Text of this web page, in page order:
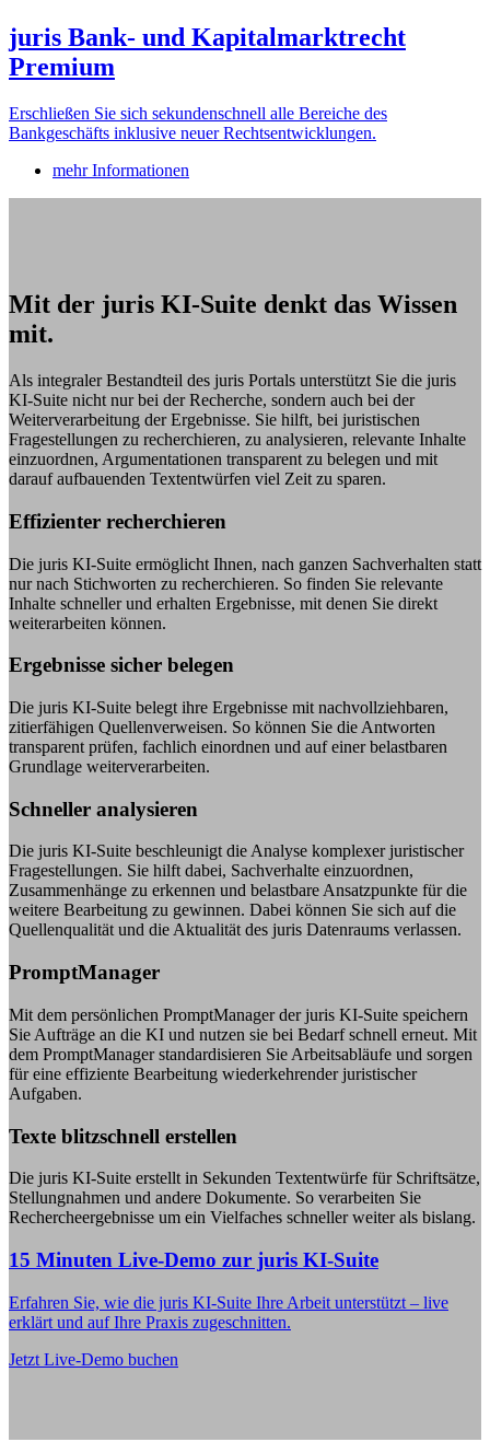
juris Bank- und Kapitalmarktrecht
Premium
Erschließen Sie sich sekundenschnell alle Bereiche des
Bankgeschäfts inklusive neuer Rechtsentwicklungen.
mehr Informationen
Mit der juris KI-Suite denkt das Wissen
mit.
Als integraler Bestandteil des juris Portals unterstützt Sie die juris
KI-Suite nicht nur bei der Recherche, sondern auch bei der
Weiterverarbeitung der Ergebnisse. Sie hilft, bei juristischen
Fragestellungen zu recherchieren, zu analysieren, relevante Inhalte
einzuordnen, Argumentationen transparent zu belegen und mit
darauf aufbauenden Textentwürfen viel Zeit zu sparen.
Effizienter recherchieren
Die juris KI-Suite ermöglicht Ihnen, nach ganzen Sachverhalten statt
nur nach Stichworten zu recherchieren. So finden Sie relevante
Inhalte schneller und erhalten Ergebnisse, mit denen Sie direkt
weiterarbeiten können.
Ergebnisse sicher belegen
Die juris KI-Suite belegt ihre Ergebnisse mit nachvollziehbaren,
zitierfähigen Quellenverweisen. So können Sie die Antworten
transparent prüfen, fachlich einordnen und auf einer belastbaren
Grundlage weiterverarbeiten.
Schneller analysieren
Die juris KI-Suite beschleunigt die Analyse komplexer juristischer
Fragestellungen. Sie hilft dabei, Sachverhalte einzuordnen,
Zusammenhänge zu erkennen und belastbare Ansatzpunkte für die
weitere Bearbeitung zu gewinnen. Dabei können Sie sich auf die
Quellenqualität und die Aktualität des juris Datenraums verlassen.
PromptManager
Mit dem persönlichen PromptManager der juris KI-Suite speichern
Sie Aufträge an die KI und nutzen sie bei Bedarf schnell erneut. Mit
dem PromptManager standardisieren Sie Arbeitsabläufe und sorgen
für eine effiziente Bearbeitung wiederkehrender juristischer
Aufgaben.
Texte blitzschnell erstellen
Die juris KI-Suite erstellt in Sekunden Textentwürfe für Schriftsätze,
Stellungnahmen und andere Dokumente. So verarbeiten Sie
Rechercheergebnisse um ein Vielfaches schneller weiter als bislang.
15 Minuten Live-Demo zur juris KI-Suite
Erfahren Sie, wie die juris KI-Suite Ihre Arbeit unterstützt – live
erklärt und auf Ihre Praxis zugeschnitten.
Jetzt Live-Demo buchen